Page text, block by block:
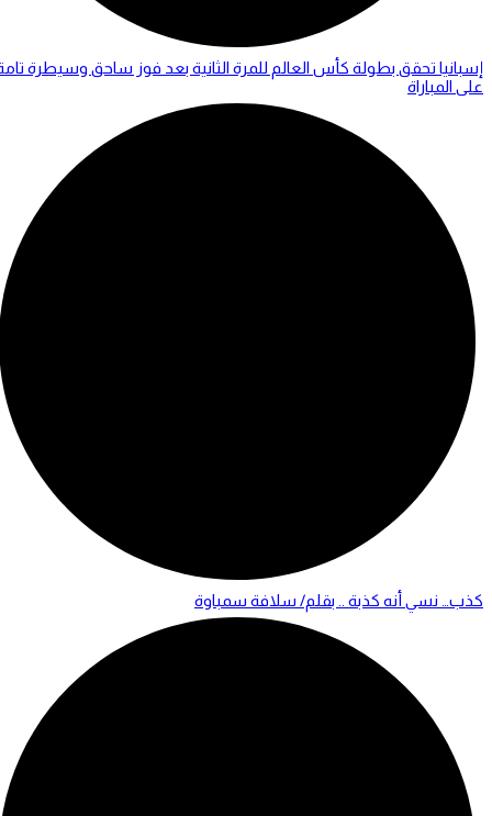
إسبانيا تحقق بطولة كأس العالم للمرة الثانية بعد فوز ساحق وسيطرة تامة
على المباراة
كذب… نسي أنه كذبة .. بقلم/ سلافة سمباوة